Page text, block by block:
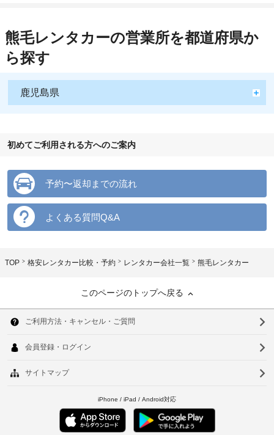
熊毛レンタカーの営業所を都道府県か
ら探す
鹿児島県
初めてご利用される方へのご案内
予約〜返却までの流れ
よくある質問Q&A
TOP 格安レンタカー比較・予約 レンタカー会社一覧 熊毛レンタカー
このページのトップへ戻る